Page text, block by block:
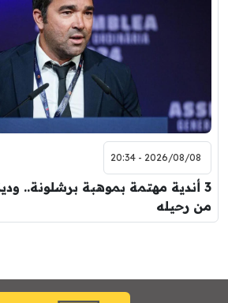
2026/08/08 - 20:34
3 أندية مهتمة بموهبة برشلونة..
من رحيله